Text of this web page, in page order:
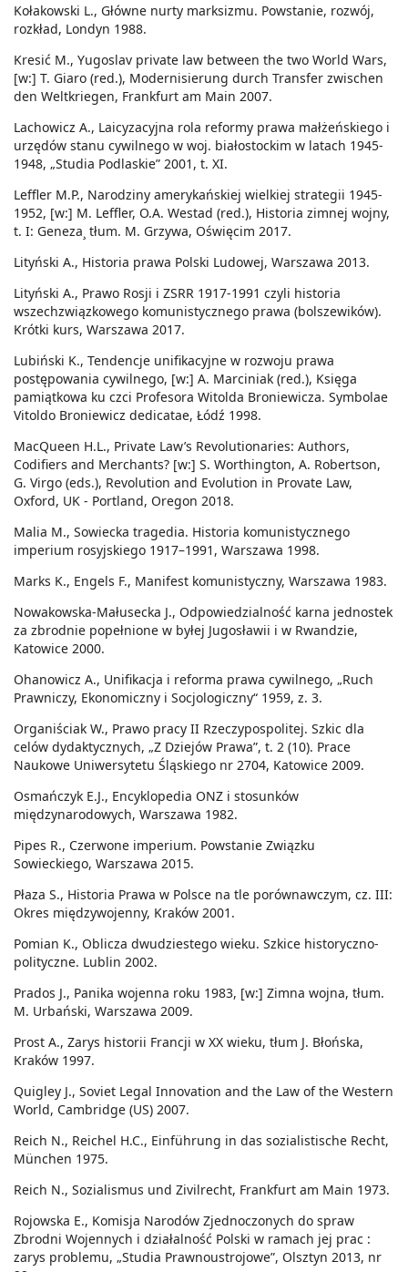
Kołakowski L., Główne nurty marksizmu. Powstanie, rozwój,
rozkład, Londyn 1988.
Kresić M., Yugoslav private law between the two World Wars,
[w:] T. Giaro (red.), Modernisierung durch Transfer zwischen
den Weltkriegen, Frankfurt am Main 2007.
Lachowicz A., Laicyzacyjna rola reformy prawa małżeńskiego i
urzędów stanu cywilnego w woj. białostockim w latach 1945-
1948, „Studia Podlaskie” 2001, t. XI.
Leffler M.P., Narodziny amerykańskiej wielkiej strategii 1945-
1952, [w:] M. Leffler, O.A. Westad (red.), Historia zimnej wojny,
t. I: Geneza¸ tłum. M. Grzywa, Oświęcim 2017.
Lityński A., Historia prawa Polski Ludowej, Warszawa 2013.
Lityński A., Prawo Rosji i ZSRR 1917-1991 czyli historia
wszechzwiązkowego komunistycznego prawa (bolszewików).
Krótki kurs, Warszawa 2017.
Lubiński K., Tendencje unifikacyjne w rozwoju prawa
postępowania cywilnego, [w:] A. Marciniak (red.), Księga
pamiątkowa ku czci Profesora Witolda Broniewicza. Symbolae
Vitoldo Broniewicz dedicatae, Łódź 1998.
MacQueen H.L., Private Law’s Revolutionaries: Authors,
Codifiers and Merchants? [w:] S. Worthington, A. Robertson,
G. Virgo (eds.), Revolution and Evolution in Provate Law,
Oxford, UK - Portland, Oregon 2018.
Malia M., Sowiecka tragedia. Historia komunistycznego
imperium rosyjskiego 1917–1991, Warszawa 1998.
Marks K., Engels F., Manifest komunistyczny, Warszawa 1983.
Nowakowska-Małusecka J., Odpowiedzialność karna jednostek
za zbrodnie popełnione w byłej Jugosławii i w Rwandzie,
Katowice 2000.
Ohanowicz A., Unifikacja i reforma prawa cywilnego, „Ruch
Prawniczy, Ekonomiczny i Socjologiczny“ 1959, z. 3.
Organiściak W., Prawo pracy II Rzeczypospolitej. Szkic dla
celów dydaktycznych, „Z Dziejów Prawa”, t. 2 (10). Prace
Naukowe Uniwersytetu Śląskiego nr 2704, Katowice 2009.
Osmańczyk E.J., Encyklopedia ONZ i stosunków
międzynarodowych, Warszawa 1982.
Pipes R., Czerwone imperium. Powstanie Związku
Sowieckiego, Warszawa 2015.
Płaza S., Historia Prawa w Polsce na tle porównawczym, cz. III:
Okres międzywojenny, Kraków 2001.
Pomian K., Oblicza dwudziestego wieku. Szkice historyczno-
polityczne. Lublin 2002.
Prados J., Panika wojenna roku 1983, [w:] Zimna wojna, tłum.
M. Urbański, Warszawa 2009.
Prost A., Zarys historii Francji w XX wieku, tłum J. Błońska,
Kraków 1997.
Quigley J., Soviet Legal Innovation and the Law of the Western
World, Cambridge (US) 2007.
Reich N., Reichel H.C., Einführung in das sozialistische Recht,
München 1975.
Reich N., Sozialismus und Zivilrecht, Frankfurt am Main 1973.
Rojowska E., Komisja Narodów Zjednoczonych do spraw
Zbrodni Wojennych i działalność Polski w ramach jej prac :
zarys problemu, „Studia Prawnoustrojowe”, Olsztyn 2013, nr